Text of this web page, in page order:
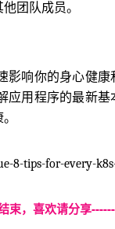
团队成员。
响你的身心健
用程序的最新
8-tips-for-every-
束，喜欢请分享------